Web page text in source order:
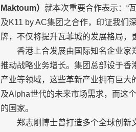
Maktoum） 就本次重要合作表示：“
及K11 by AC集团之合作，印证我们
牌，不仅将提升瓦菲城的发展格局，
香港上合发展由国际知名企业家
推动战略业务增长。集团总部设于香
产业等领域，这些革新产业拥有巨
及Alpha世代的未来市场需求，而这
的国家。
郑志刚博士曾打造多个全球创新